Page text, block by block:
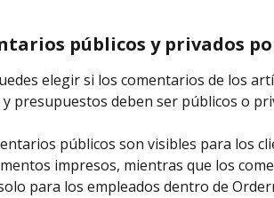
públicos y privados
elegir si los comentarios de los
presupuestos deben ser públicos o
públicos son visibles para los
impresos, mientras que los
para los empleados dentro de